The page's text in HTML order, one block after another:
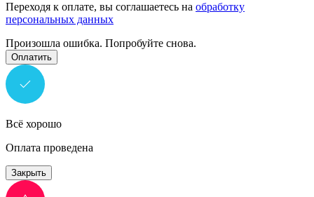
Переходя к оплате, вы соглашаетесь на обработку
персональных данных
Произошла ошибка. Попробуйте снова.
Оплатить
Всё хорошо
Оплата проведена
Закрыть